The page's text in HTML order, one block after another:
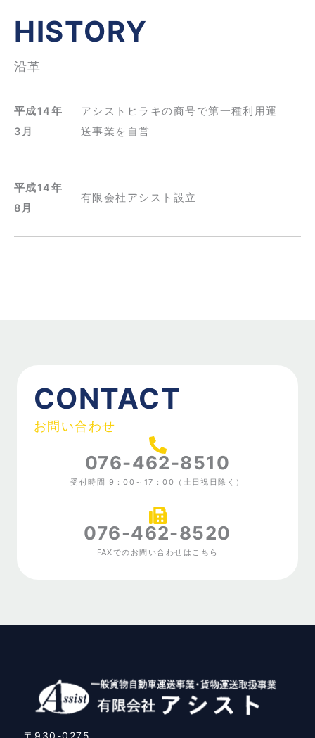
HISTORY
沿革
平成14年
3月
アシストヒラキの商号で第一種利用運
送事業を自営
平成14年
8月
有限会社アシスト設立
CONTACT
お問い合わせ
076-462-8510
受付時間 9：00～17：00（土日祝日除く）
076-462-8520
FAXでのお問い合わせはこちら
〒930-0275